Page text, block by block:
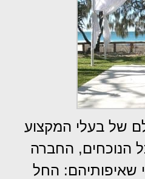
של בעלי המקצוע
הנוכחים, החברה
שאיפותיהם: החל